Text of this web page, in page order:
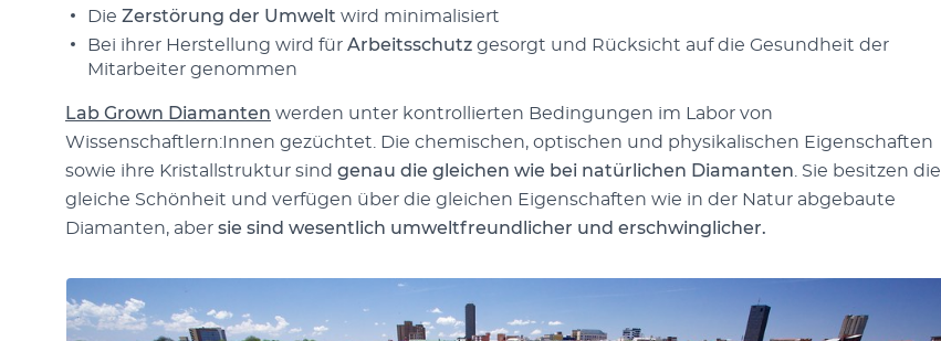
Die Zerstörung der Umwelt wird minimalisiert
Bei ihrer Herstellung wird für Arbeitsschutz gesorgt und Rücksicht auf die Gesundheit der
Mitarbeiter genommen
Lab Grown Diamanten werden unter kontrollierten Bedingungen im Labor von
Wissenschaftlern:Innen gezüchtet. Die chemischen, optischen und physikalischen Eigenschaften
sowie ihre Kristallstruktur sind genau die gleichen wie bei natürlichen Diamanten . Sie besitzen die
gleiche Schönheit und verfügen über die gleichen Eigenschaften wie in der Natur abgebaute
Diamanten, aber sie sind wesentlich umweltfreundlicher und erschwinglicher.